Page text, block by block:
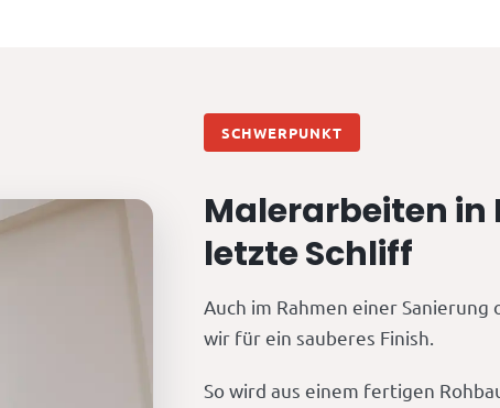
SCHWERPUNKT
Malerarbeiten in
letzte Schliff
Auch im Rahmen einer
wir für ein sauberes Finish.
So wird aus einem fertigen